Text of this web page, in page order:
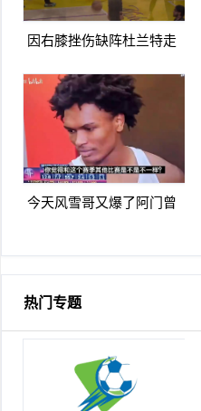
因右膝挫伤缺阵杜兰特走
一拐
今天风雪哥又爆了阿门曾
非我来防
热门专题